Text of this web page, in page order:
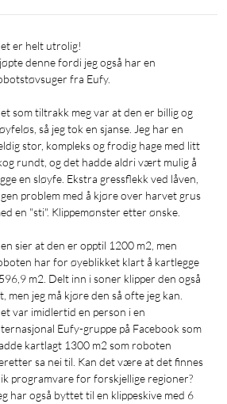
skruer
denne fordi jeg også har en
fra Eufy.
som tiltrakk meg var at den er billig og
så jeg tok en sjanse. Jeg har en
stor, kompleks og frodig hage med litt
rundt, og det hadde aldri vært mulig å
en sløyfe. Ekstra gressflekk ved låven,
problem med å kjøre over harvet grus
en "sti". Klippemønster etter ønske.
sier at den er opptil 1200 m2, men
har for øyeblikket klart å kartlegge
m2. Delt inn i soner klipper den også
men jeg må kjøre den så ofte jeg kan.
var imidlertid en person i en
Eufy-gruppe på Facebook som
kartlagt 1300 m2 som roboten
sa nei til. Kan det være at det finnes
programvare for forskjellige regioner?
har også byttet til en klippeskive med 6